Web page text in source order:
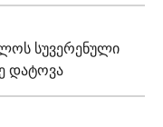
სუვერენული
დატოვა